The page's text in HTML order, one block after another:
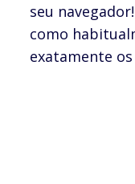
seu
como
exatamente